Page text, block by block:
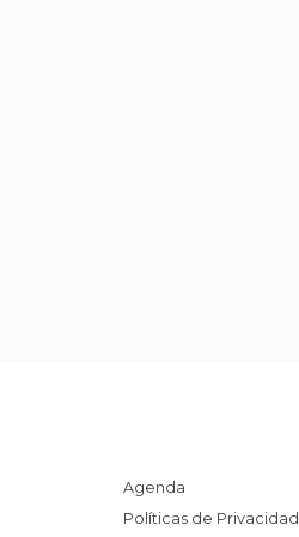
Agenda
Políticas de Privacidad